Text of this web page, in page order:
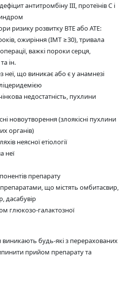
антитромбіну III, протеїнів С і
ризику розвитку ВТЕ або АТЕ:
ожиріння (ІМТ ≥30), тривала
важкі пороки серця,
ін.
неї, що виникає або є у анамнезі
недостатність, пухлини
новоутворення (злоякісні пухлини
органів)
неясної етіології
неї
препарату
препаратами, що містять омбитасвир,
дасабувір
глюкозо-галактозної
виникають будь-які з перерахованих
прийом препарату та